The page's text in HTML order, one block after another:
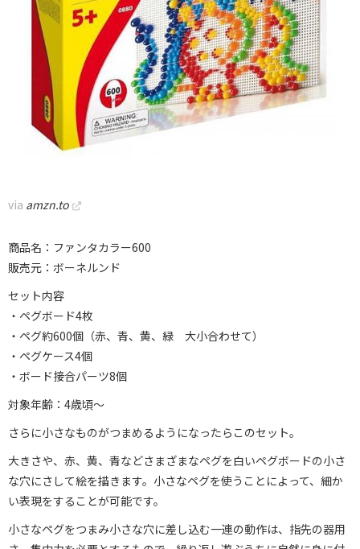
via amzn.to
商品名：ファンタカラー600
販売元：ボーネルンド
セット内容
・ペグボード4枚
・ペグ約600個（赤、青、黄、緑 大小合わせて）
・ペグケース4個
・ボード接合パーツ8個
対象年齢：4歳頃～
さらに小さなものがつまめるようになったらこのセット。
大きさや、赤、黄、青などさまざまなペグを白いペグボードの小さ
な穴にさして絵を描きます。小さなペグを使うことによって、細か
い表現をすることが可能です。
小さなペグをつまみ小さな穴に差し込む一連の動作は、指先の器用